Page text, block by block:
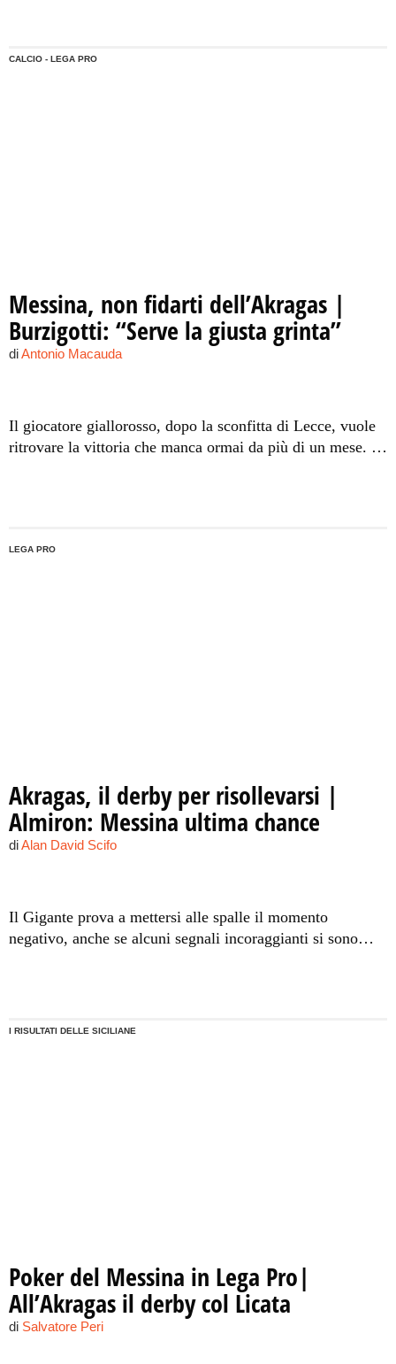
CALCIO - LEGA PRO
Messina, non fidarti dell’Akragas |
Burzigotti: “Serve la giusta grinta”
diAntonio Macauda
Il giocatore giallorosso, dopo la sconfitta di Lecce, vuole
ritrovare la vittoria che manca ormai da più di un mese. Il
LEGA PRO
Akragas, il derby per risollevarsi |
Almiron: Messina ultima chance
diAlan David Scifo
Il Gigante prova a mettersi alle spalle il momento
negativo, anche se alcuni segnali incoraggianti si sono
I RISULTATI DELLE SICILIANE
Poker del Messina in Lega Pro|
All’Akragas il derby col Licata
di Salvatore Peri